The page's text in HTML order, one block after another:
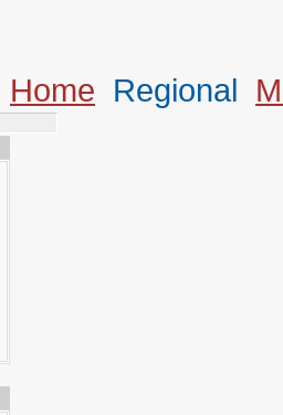
Home Regional